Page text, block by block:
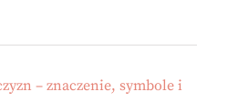
– znaczenie, symbole i